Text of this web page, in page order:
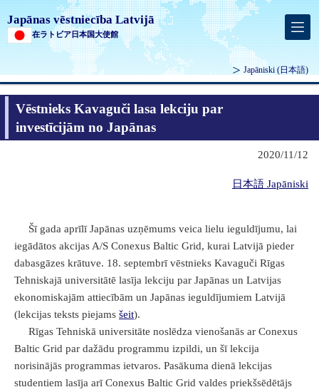
Japānas vēstniecība Latvijā
在ラトビア日本国大使館
Japāniski (日本語)
Vēstnieks Kavaguči lasa lekciju par
investīcijām no Japānas
2020/11/12
日本語 Japāniski
Šī gada aprīlī Japānas uzņēmums veica lielu ieguldījumu, lai
iegādātos akcijas A/S Conexus Baltic Grid, kurai Latvijā pieder
dabasgāzes krātuve. 18. septembrī vēstnieks Kavaguči Rīgas
Tehniskajā universitātē lasīja lekciju par Japānas un Latvijas
ekonomiskajām attiecībām un Japānas ieguldījumiem Latvijā
(lekcijas teksts piejams šeit).
​ Rīgas Tehniskā universitāte noslēdza vienošanās ar Conexus
Baltic Grid par dažādu programmu izpildi, un šī lekcija
norisinājās programmas ietvaros. Pasākuma dienā lekcijas
studentiem lasīja arī Conexus Baltic Grid valdes priekšsēdētājs